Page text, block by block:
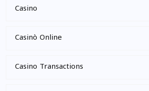
Casino
Casinò Online
Casino Transactions